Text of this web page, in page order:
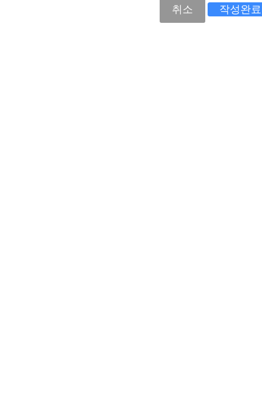
취소 작성완료